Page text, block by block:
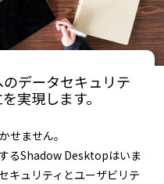
データセキュリテ
実現します。
せません。
るShadow Desktopはいま
キュリティとユーザビリテ